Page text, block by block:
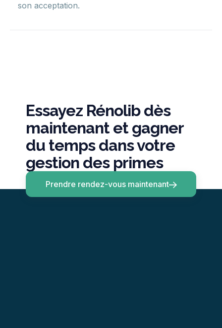
son acceptation.
Essayez Rénolib dès
maintenant et gagner
du temps dans votre
gestion des primes
Prendre rendez-vous maintenant